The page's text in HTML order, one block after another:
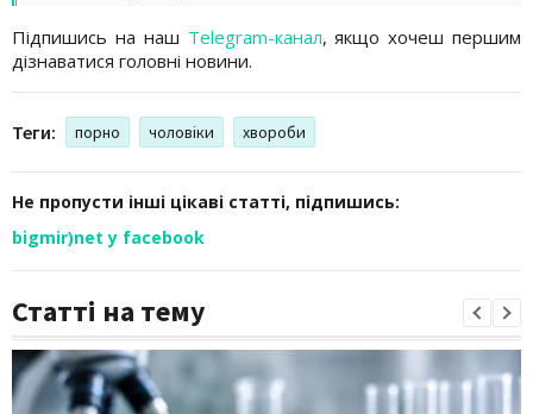
Підпишись на наш Telegram-канал, якщо хочеш першим
дізнаватися головні новини.
Теги: порно чоловіки хвороби
Не пропусти інші цікаві статті, підпишись:
bigmir)net у facebook
Статті на тему